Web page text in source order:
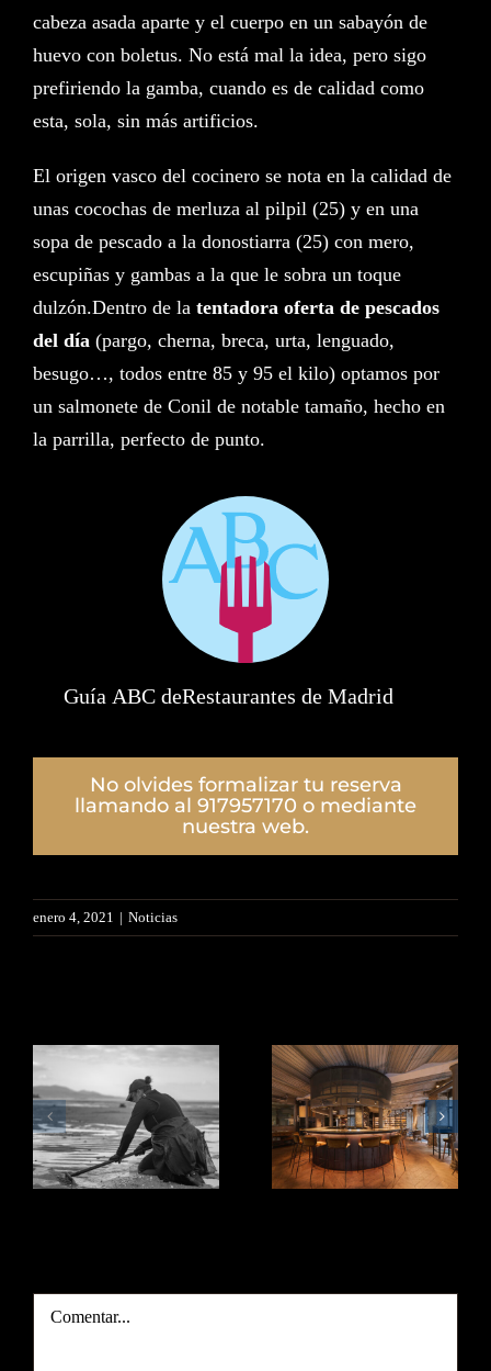
cabeza asada aparte y el cuerpo en un sabayón de
huevo con boletus. No está mal la idea, pero sigo
prefiriendo la gamba, cuando es de calidad como
esta, sola, sin más artificios.
El origen vasco del cocinero se nota en la calidad de
unas cocochas de merluza al pilpil (25) y en una
sopa de pescado a la donostiarra (25) con mero,
escupiñas y gambas a la que le sobra un toque
dulzón.Dentro de la tentadora oferta de pescados
del día(pargo, cherna, breca, urta, lenguado,
besugo…, todos entre 85 y 95 el kilo) optamos por
un salmonete de Conil de notable tamaño, hecho en
la parrilla, perfecto de punto.
Guía ABC deRestaurantes de Madrid
No olvides formalizar tu reserva
llamando al 917957170 o mediante
nuestra web.
enero 4, 2021 | Noticias
Adela
Lestón es
mariscadora.
Echamos la
vista atrás.
Comentar